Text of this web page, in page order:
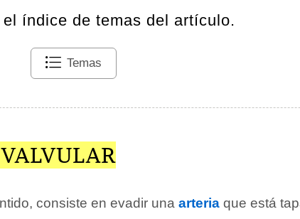
el índice de temas del artículo.
Temas
consiste en evadir una arteria que está